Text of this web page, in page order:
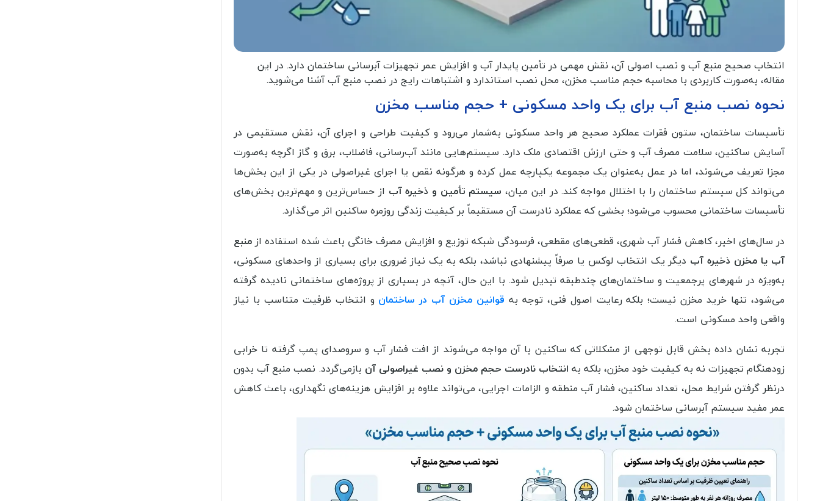
انتخاب صحیح منبع آب و نصب اصولی آن، نقش مهمی در تأمین پایدار آب و افزایش عمر تجهیزات آبرسانی ساختمان دارد. در این
مقاله، به‌صورت کاربردی با محاسبه حجم مناسب مخزن، محل نصب استاندارد و اشتباهات رایج در نصب منبع آب آشنا می‌شوید.
نحوه نصب منبع آب برای یک واحد مسکونی + حجم مناسب مخزن
تأسیسات ساختمان، ستون فقرات عملکرد صحیح هر واحد مسکونی به‌شمار می‌رود و کیفیت طراحی و اجرای آن، نقش مستقیمی در
آسایش ساکنین، سلامت مصرف آب و حتی ارزش اقتصادی ملک دارد. سیستم‌هایی مانند آب‌رسانی، فاضلاب، برق و گاز اگرچه به‌صورت
مجزا تعریف می‌شوند، اما در عمل به‌عنوان یک مجموعه یکپارچه عمل کرده و هرگونه نقص یا اجرای غیراصولی در یکی از این بخش‌ها
می‌تواند کل سیستم ساختمان را با اختلال مواجه کند. در این میان، سیستم تأمین و ذخیره آب از حساس‌ترین و مهم‌ترین بخش‌های
تأسیسات ساختمانی محسوب می‌شود؛ بخشی که عملکرد نادرست آن مستقیماً بر کیفیت زندگی روزمره ساکنین اثر می‌گذارد.
در سال‌های اخیر، کاهش فشار آب شهری، قطعی‌های مقطعی، فرسودگی شبکه توزیع و افزایش مصرف خانگی باعث شده استفاده از منبع
آب یا مخزن ذخیره آب دیگر یک انتخاب لوکس یا صرفاً پیشنهادی نباشد، بلکه به یک نیاز ضروری برای بسیاری از واحدهای مسکونی،
به‌ویژه در شهرهای پرجمعیت و ساختمان‌های چندطبقه تبدیل شود. با این حال، آنچه در بسیاری از پروژه‌های ساختمانی نادیده گرفته
می‌شود، تنها خرید مخزن نیست؛ بلکه رعایت اصول فنی، توجه به قوانین مخزن آب در ساختمان و انتخاب ظرفیت متناسب با نیاز
واقعی واحد مسکونی است.
تجربه نشان داده بخش قابل توجهی از مشکلاتی که ساکنین با آن مواجه می‌شوند از افت فشار آب و سروصدای پمپ گرفته تا خرابی
زودهنگام تجهیزات نه به کیفیت خود مخزن، بلکه به انتخاب نادرست حجم مخزن و نصب غیراصولی آن بازمی‌گردد. نصب منبع آب بدون
درنظر گرفتن شرایط محل، تعداد ساکنین، فشار آب منطقه و الزامات اجرایی، می‌تواند علاوه بر افزایش هزینه‌های نگهداری، باعث کاهش
عمر مفید سیستم آبرسانی ساختمان شود.